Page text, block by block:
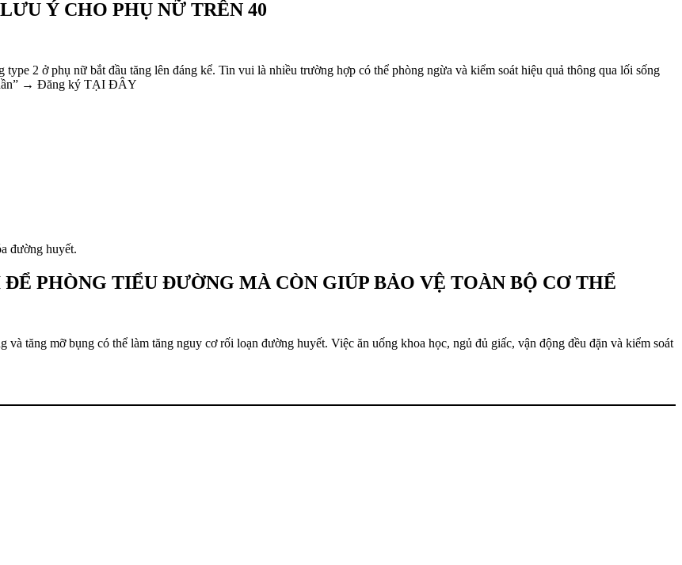
Ý CHO PHỤ NỮ TRÊN 40
2 ở phụ nữ bắt đầu tăng lên đáng kể. Tin vui là nhiều trường hợp có thể phòng ngừa và kiểm soát hiệu quả thông qua lối sống
→ Đăng ký TẠI ĐÂY
đường huyết.
PHÒNG TIỂU ĐƯỜNG MÀ CÒN GIÚP BẢO VỆ TOÀN BỘ CƠ THỂ
và tăng mỡ bụng có thể làm tăng nguy cơ rối loạn đường huyết. Việc ăn uống khoa học, ngủ đủ giấc, vận động đều đặn và kiểm soát